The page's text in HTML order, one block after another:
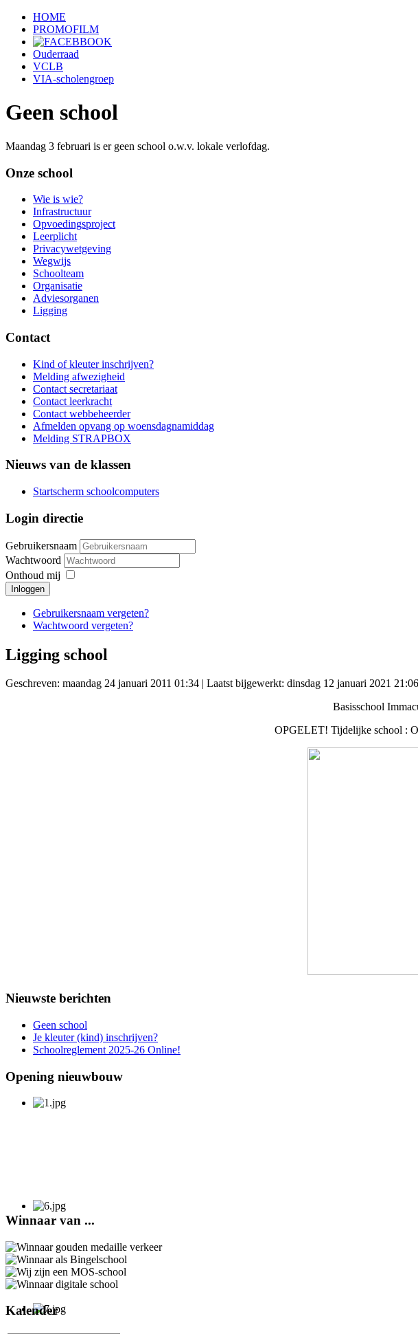
HOME
PROMOFILM
Ouderraad
VCLB
VIA-scholengroep
Geen school
Maandag 3 februari is er geen school o.w.v. lokale verlofdag.
Onze school
Wie is wie?
Infrastructuur
Opvoedingsproject
Leerplicht
Privacywetgeving
Wegwijs
Schoolteam
Organisatie
Adviesorganen
Ligging
Contact
Kind of kleuter inschrijven?
Melding afwezigheid
Contact secretariaat
Contact leerkracht
Contact webbeheerder
Afmelden opvang op woensdagnamiddag
Melding STRAPBOX
Nieuws van de klassen
Startscherm schoolcomputers
Login directie
Gebruikersnaam
Wachtwoord
Onthoud mij
Inloggen
Gebruikersnaam vergeten?
Wachtwoord vergeten?
Ligging school
Geschreven: maandag 24 januari 2011 01:34 | Laatst bijgewerkt: dinsdag 12 januari 2021 21:06
Basisschool
OPGELET! Tijdelijke school :
Nieuwste berichten
Geen school
Je kleuter (kind) inschrijven?
Schoolreglement 2025-26 Online!
Opening nieuwbouw
Winnaar van ...
Kalender